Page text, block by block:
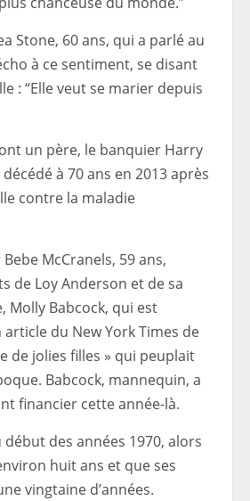
Stone, 60 ans, qui a parlé au
à ce sentiment, se disant
: “Elle veut se marier depuis
un père, le banquier Harry
à 70 ans en 2013 après
contre la maladie
McCranels, 59 ans,
de Loy Anderson et de sa
Molly Babcock, qui est
du New York Times de
de jolies filles » qui peuplait
Babcock, mannequin, a
financier cette année-là.
des années 1970, alors
huit ans et que ses
vingtaine d’années.